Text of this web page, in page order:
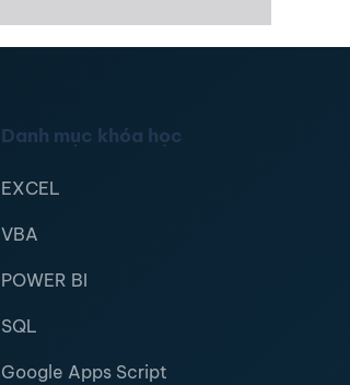
Danh mục khóa học
EXCEL
VBA
POWER BI
SQL
Google Apps Script